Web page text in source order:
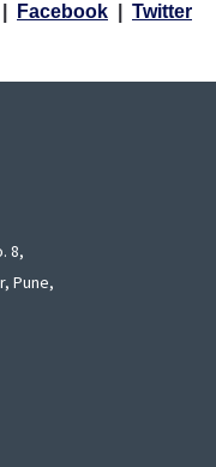
Facebook Twitter
8,
Pune,